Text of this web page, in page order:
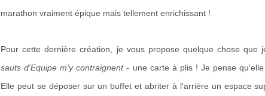
marathon vraiment épique mais tellement enrichissant !
Pour cette dernière création, je vous propose quelque chose que
sauts d'Equipe m'y contraignent - une carte à plis ! Je pense
Elle peut se déposer sur un buffet et abriter à l'arrière un espace